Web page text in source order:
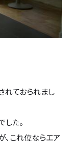
れておられまし
た。
これ位ならエア